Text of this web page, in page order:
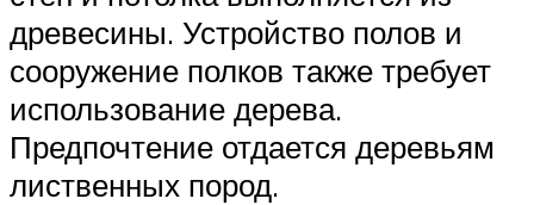
древесины. Устройство полов и
сооружение полков также требует
использование дерева.
Предпочтение отдается деревьям
лиственных пород.